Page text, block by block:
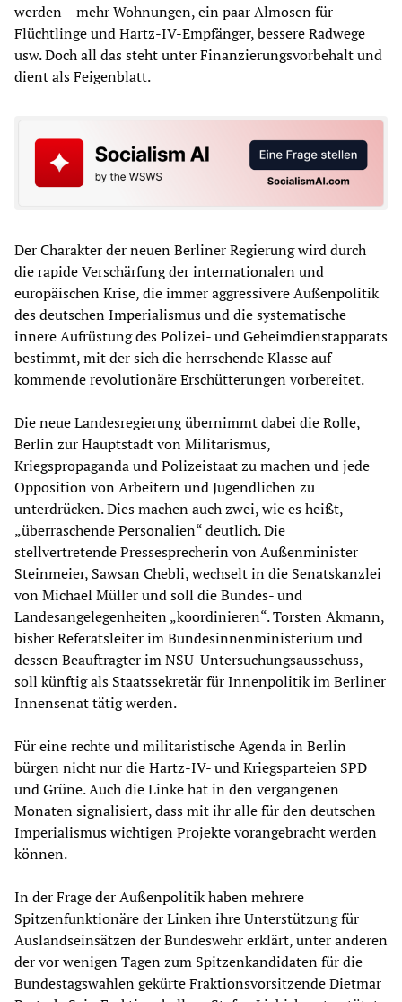
werden – mehr Wohnungen, ein paar Almosen für
Flüchtlinge und Hartz-IV-Empfänger, bessere Radwege
usw. Doch all das steht unter Finanzierungsvorbehalt und
dient als Feigenblatt.
Der Charakter der neuen Berliner Regierung wird durch
die rapide Verschärfung der internationalen und
europäischen Krise, die immer aggressivere Außenpolitik
des deutschen Imperialismus und die systematische
innere Aufrüstung des Polizei- und Geheimdienstapparats
bestimmt, mit der sich die herrschende Klasse auf
kommende revolutionäre Erschütterungen vorbereitet.
Die neue Landesregierung übernimmt dabei die Rolle,
Berlin zur Hauptstadt von Militarismus,
Kriegspropaganda und Polizeistaat zu machen und jede
Opposition von Arbeitern und Jugendlichen zu
unterdrücken. Dies machen auch zwei, wie es heißt,
„überraschende Personalien“ deutlich. Die
stellvertretende Pressesprecherin von Außenminister
Steinmeier, Sawsan Chebli, wechselt in die Senatskanzlei
von Michael Müller und soll die Bundes- und
Landesangelegenheiten „koordinieren“. Torsten Akmann,
bisher Referatsleiter im Bundesinnenministerium und
dessen Beauftragter im NSU-Untersuchungsausschuss,
soll künftig als Staatssekretär für Innenpolitik im Berliner
Innensenat tätig werden.
Für eine rechte und militaristische Agenda in Berlin
bürgen nicht nur die Hartz-IV- und Kriegsparteien SPD
und Grüne. Auch die Linke hat in den vergangenen
Monaten signalisiert, dass mit ihr alle für den deutschen
Imperialismus wichtigen Projekte vorangebracht werden
können.
In der Frage der Außenpolitik haben mehrere
Spitzenfunktionäre der Linken ihre Unterstützung für
Auslandseinsätzen der Bundeswehr erklärt, unter anderen
der vor wenigen Tagen zum Spitzenkandidaten für die
Bundestagswahlen gekürte Fraktionsvorsitzende Dietmar